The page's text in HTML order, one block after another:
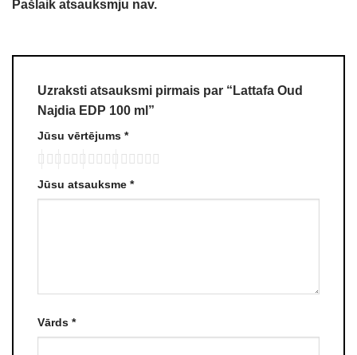
Pašlaik atsauksmju nav.
Uzraksti atsauksmi pirmais par “Lattafa Oud
Najdia EDP 100 ml”
Jūsu vērtējums *
Jūsu atsauksme *
Vārds *